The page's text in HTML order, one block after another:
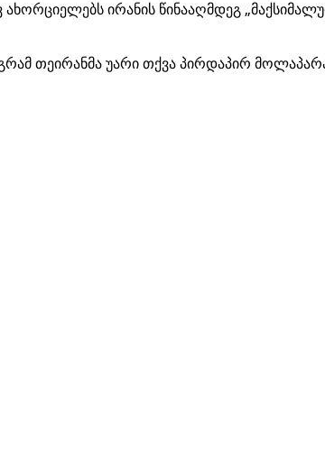
ირანის წინააღმდეგ
თეირანმა უარი თქვა პირდაპირ